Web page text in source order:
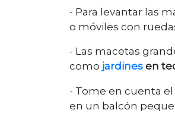
- Para levantar las
o móviles con
- Las macetas
como jardines en
- Tome en cuenta
en un balcón